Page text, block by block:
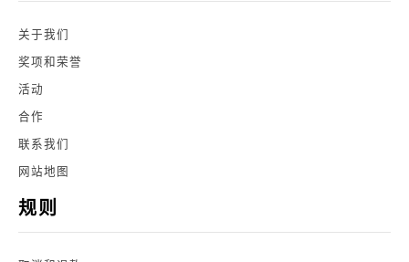
关于我们
奖项和荣誉
活动
合作
联系我们
网站地图
规则